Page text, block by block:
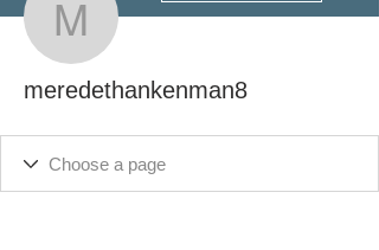
meredethankenman8